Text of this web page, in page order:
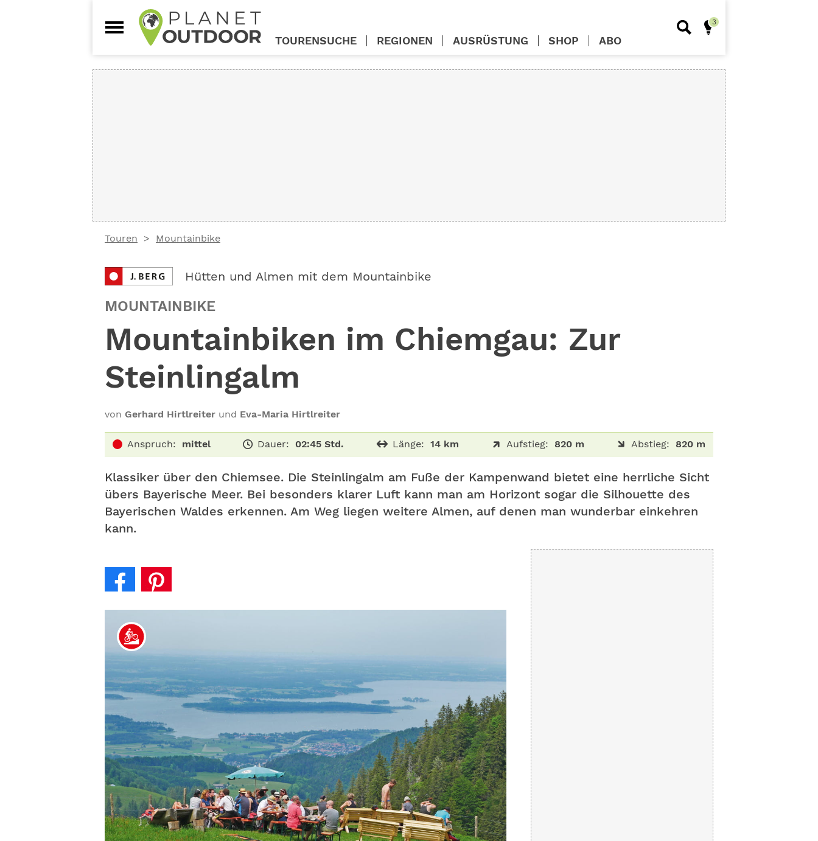
Touren Mountainbike
Hütten und Almen mit dem Mountainbike
MOUNTAINBIKE
Mountainbiken im Chiemgau: Zur
Steinlingalm
von Gerhard Hirtlreiter und Eva-Maria Hirtlreiter
Anspruch: mittel Dauer: 02:45 Std. Länge: 14 km Aufstieg: 820 m Abstieg: 820 m
Klassiker über den Chiemsee. Die Steinlingalm am Fuße der Kampenwand bietet eine herrliche Sicht
übers Bayerische Meer. Bei besonders klarer Luft kann man am Horizont sogar die Silhouette des
Bayerischen Waldes erkennen. Am Weg liegen weitere Almen, auf denen man wunderbar einkehren
kann.
TOURENSUCHE REGIONEN AUSRÜSTUNG SHOP ABO